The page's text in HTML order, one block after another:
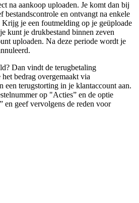
na aankoop uploaden. Je komt dan bij
bestandscontrole en ontvangt na enkele
Krijg je een foutmelding op je geüploade
kunt je drukbestand binnen zeven
uploaden. Na deze periode wordt je
Dan vindt de terugbetaling
bedrag overgemaakt via
een terugstorting in je klantaccount aan.
op "Acties” en de optie
en geef vervolgens de reden voor